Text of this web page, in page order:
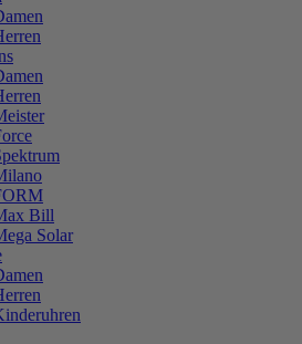
Bill
Solar